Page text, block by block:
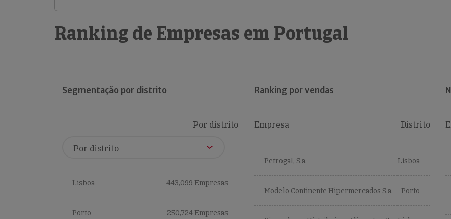
Ranking de Empresas em Portugal
Segmentação por distrito
Por distrito
Lisboa 443,099 Empresas
Porto 250,724 Empresas
Ranking por vendas
Empresa Distrito
Petrogal, S.a. Lisboa
Modelo Continente Hipermercados S.a. Porto